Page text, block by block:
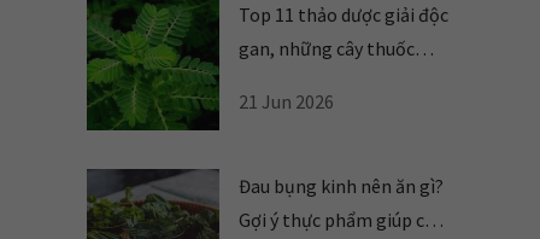
Top 11 thảo dược giải độc
gan, những cây thuốc
21 Jun 2026
Đau bụng kinh nên ăn gì?
Gợi ý thực phẩm giúp cơ